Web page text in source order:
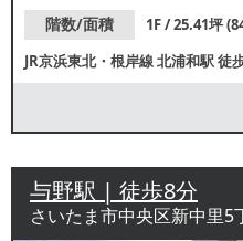
階数/面積
1F / 25.41坪
JR京浜東北・根岸線北浦和駅徒
与野駅 | 徒歩8分
さいたま市中央区新中里5